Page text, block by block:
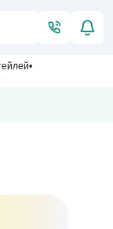
Сироп Апельсин Loft 700 мл